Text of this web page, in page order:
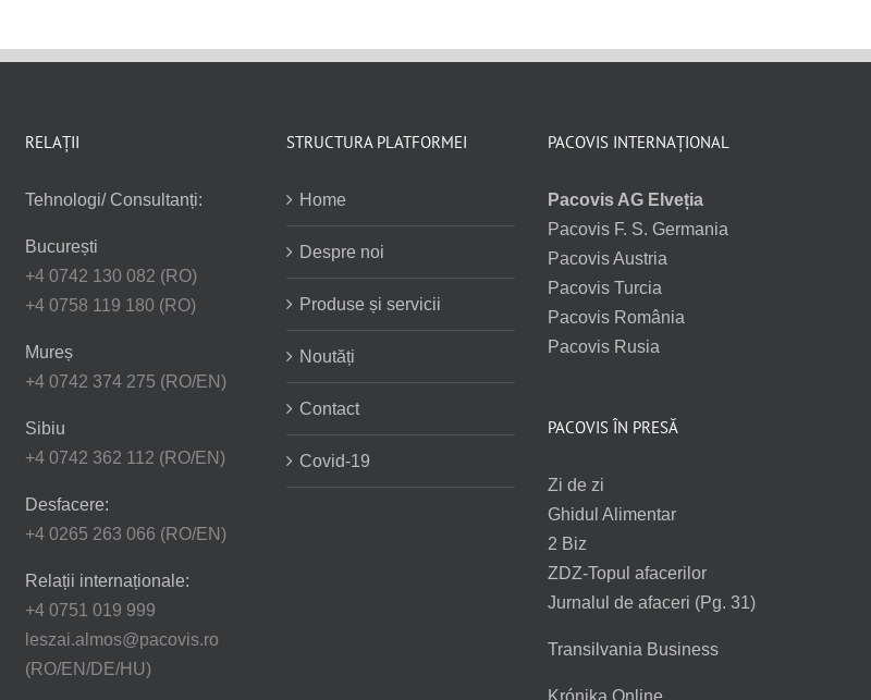
RELAȚII
Tehnologi/ Consultanți:
București
+4 0742 130 082 (RO)
+4 0758 119 180 (RO)
Mureș
+4 0742 374 275 (RO/EN)
Sibiu
+4 0742 362 112 (RO/EN)
Desfacere:
+4 0265 263 066 (RO/EN)
Relații internaționale:
+4 0751 019 999
leszai.almos@pacovis.ro
(RO/EN/DE/HU)
STRUCTURA PLATFORMEI
Home
Despre noi
Produse și servicii
Noutăți
Contact
Covid-19
PACOVIS INTERNAȚIONAL
Pacovis AG Elveția
Pacovis F. S. Germania
Pacovis Austria
Pacovis Turcia
Pacovis România
Pacovis Rusia
PACOVIS ÎN PRESĂ
Zi de zi
Ghidul Alimentar
2 Biz
ZDZ-Topul afacerilor
Jurnalul de afaceri (Pg. 31)
Transilvania Business
Krónika Online